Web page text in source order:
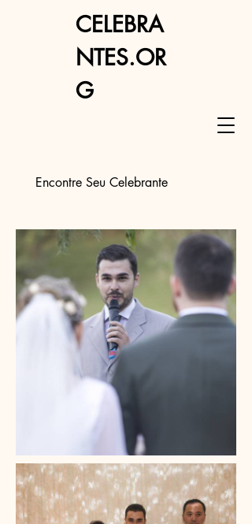
Encontre Seu Celebrante
CELEBRA
NTES.OR
G